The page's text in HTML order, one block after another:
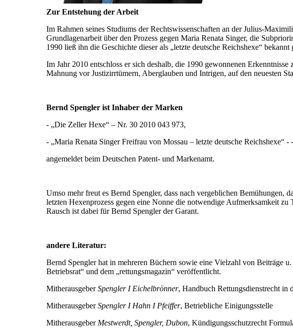
Zur Entstehung der Arbeit
Im Rahmen seines Studiums der Rechtswissenschaften an der Julius-
Grundlagenarbeit über den Prozess gegen Maria Renata Singer, die
1990 ließ ihn die Geschichte dieser als „letzte deutsche Reichshexe“
Im Jahr 2010 entschloss er sich deshalb, die 1990 gewonnenen
Mahnung vor Justizirrtümern, Aberglauben und Intrigen, auf den neuesten
Bernd Spengler ist Inhaber der Marken
- „Die Zeller Hexe“ – Nr. 30 2010 043 973,
- „Maria Renata Singer Freifrau von Mossau – letzte deutsche Reichshexe“
angemeldet beim Deutschen Patent- und Markenamt.
Umso mehr freut es Bernd Spengler, dass nach vergeblichen Bemühungen,
letzten Hexenprozess gegen eine Nonne die notwendige Aufmerksamkeit
Rausch ist dabei für Bernd Spengler der Garant.
andere Literatur:
Bernd Spengler hat in mehreren Büchern sowie eine Vielzahl von Beiträge
Betriebsrat“ und dem „rettungsmagazin“ veröffentlicht.
MitherausgeberSpengler I Eichelbrönner, Handbuch Rettungsdienstrecht in
MitherausgeberSpengler I Hahn I Pfeiffer, Betriebliche Einigungsstelle
Mitherausgeber Mestwerdt, Spengler, Dubon, Kündigungsschutzrecht